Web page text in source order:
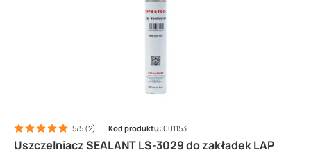
Uszczelniacz SEALANT LS-3029 do zakładek LAP
5/5 (2) Kod produktu: 001153